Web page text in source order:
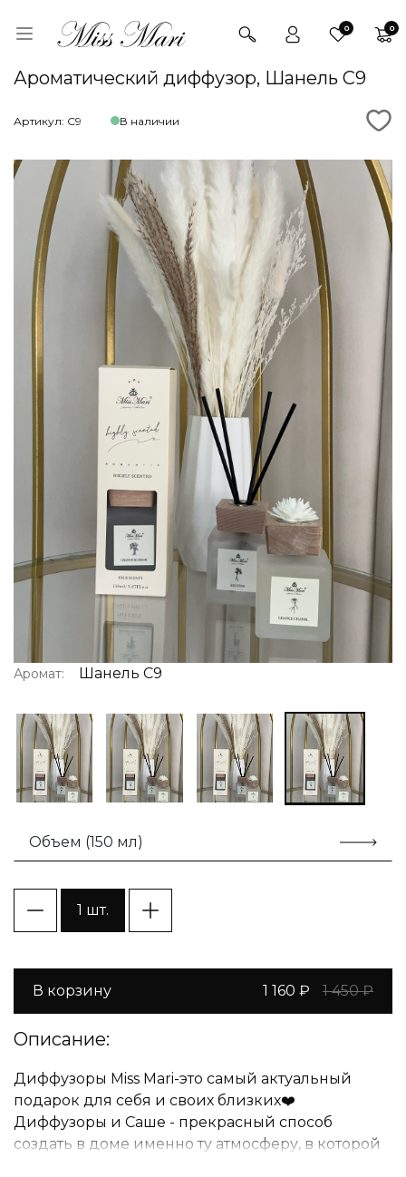
0 0
Ароматический диффузор, Шанель C9
Артикул: С9 В наличии
Аромат: Шанель C9
Объем (150 мл)
1 шт.
В корзину 1 160 ₽ 1 450 ₽
Описание:
Диффузоры Miss Mari-это самый актуальный
подарок для себя и своих близких❤️
Диффузоры и Саше - прекрасный способ
создать в доме именно ту атмосферу, в которой